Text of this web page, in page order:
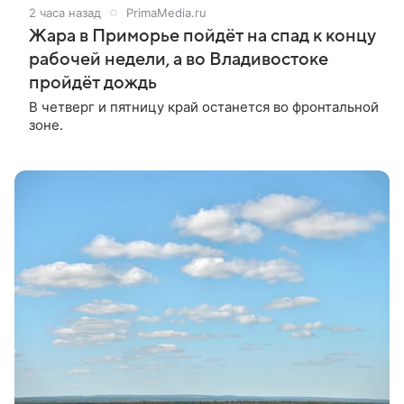
2 часа назад PrimaMedia.ru
Жара в Приморье пойдёт на спад к концу
рабочей недели, а во Владивостоке
пройдёт дождь
В четверг и пятницу край останется во фронтальной
зоне.